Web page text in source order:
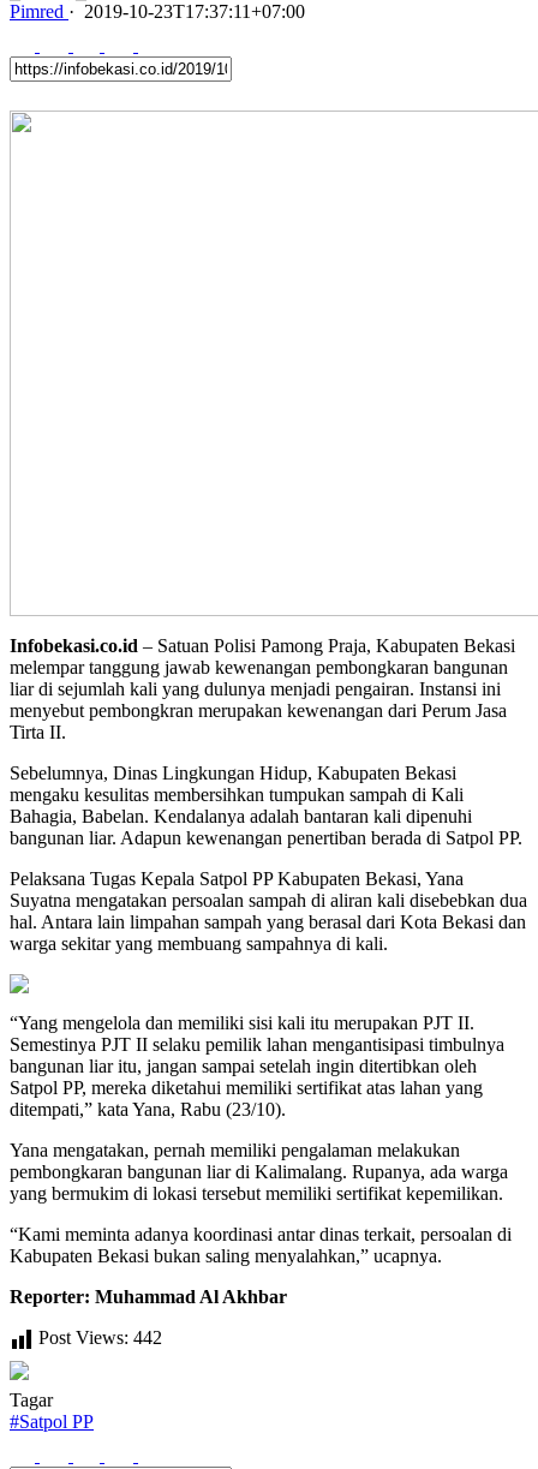
Pimred · 2019-10-23T17:37:11+07:00
Infobekasi.co.id – Satuan Polisi Pamong Praja, Kabupaten Bekasi
melempar tanggung jawab kewenangan pembongkaran bangunan
liar di sejumlah kali yang dulunya menjadi pengairan. Instansi ini
menyebut pembongkran merupakan kewenangan dari Perum Jasa
Tirta II.
Sebelumnya, Dinas Lingkungan Hidup, Kabupaten Bekasi
mengaku kesulitas membersihkan tumpukan sampah di Kali
Bahagia, Babelan. Kendalanya adalah bantaran kali dipenuhi
bangunan liar. Adapun kewenangan penertiban berada di Satpol PP.
Pelaksana Tugas Kepala Satpol PP Kabupaten Bekasi, Yana
Suyatna mengatakan persoalan sampah di aliran kali disebebkan dua
hal. Antara lain limpahan sampah yang berasal dari Kota Bekasi dan
warga sekitar yang membuang sampahnya di kali.
“Yang mengelola dan memiliki sisi kali itu merupakan PJT II.
Semestinya PJT II selaku pemilik lahan mengantisipasi timbulnya
bangunan liar itu, jangan sampai setelah ingin ditertibkan oleh
Satpol PP, mereka diketahui memiliki sertifikat atas lahan yang
ditempati,” kata Yana, Rabu (23/10).
Yana mengatakan, pernah memiliki pengalaman melakukan
pembongkaran bangunan liar di Kalimalang. Rupanya, ada warga
yang bermukim di lokasi tersebut memiliki sertifikat kepemilikan.
“Kami meminta adanya koordinasi antar dinas terkait, persoalan di
Kabupaten Bekasi bukan saling menyalahkan,” ucapnya.
Reporter: Muhammad Al Akhbar
Post Views: 442
Tagar
#Satpol PP